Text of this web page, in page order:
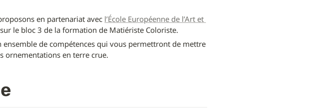
en partenariat avec l’École Européenne de l’Art et
le bloc 3 de la formation de Matiériste Coloriste.
ensemble de compétences qui vous permettront de mettre
ornementations en terre crue.